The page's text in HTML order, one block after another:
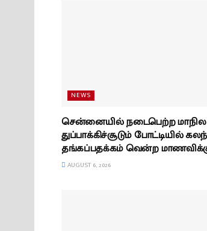
NEWS
சென்னையில் நடைபெற்ற
துப்பாக்கிச்சூடும் போட்டியில்
தங்கப்பதக்கம் வென்ற
AUGUST 6, 2026